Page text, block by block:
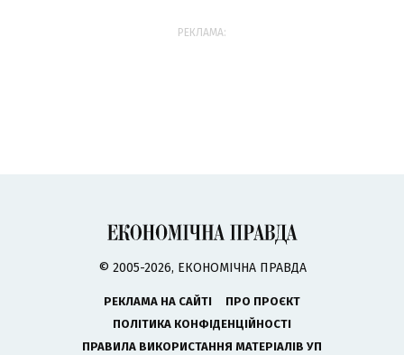
РЕКЛАМА:
© 2005-2026, ЕКОНОМІЧНА ПРАВДА
РЕКЛАМА НА САЙТІ
ПРО ПРОЄКТ
ПОЛІТИКА КОНФІДЕНЦІЙНОСТІ
ПРАВИЛА ВИКОРИСТАННЯ МАТЕРІАЛІВ УП